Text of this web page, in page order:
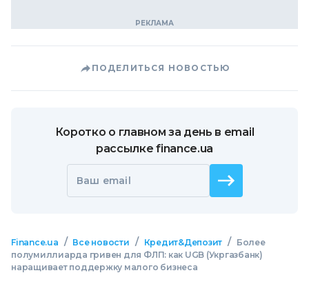
ПОДЕЛИТЬСЯ НОВОСТЬЮ
Коротко о главном за день в email
рассылке finance.ua
Ваш email
Finance.ua / Все новости / Кредит&Депозит /
Более
полумиллиарда гривен для ФЛП: как UGB (Укргазбанк)
наращивает поддержку малого бизнеса